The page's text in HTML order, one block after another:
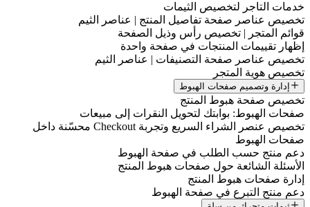
خدمات التاجر لتخصيص الثيمات
تخصيص عناصر صفحة تفاصيل المنتج | عناصر الثيم
قوائم المتجر | تخصيص رأس وذيل الصفحة
إظهار تقييمات المنتجات في صفحة واحدة
تخصيص عناصر صفحة التصنيفات | عناصر الثيم
تخصيص هوية المتجر
إدارة وتصميم صفحات الهبوط
تخصيص صفحة هبوط المنتج
صفحات الهبوط: بوابتك لتحويل النقرات إلى مبيعات
تخصيص عنصر الشراء السريع وتجربة Checkout محسّنة داخل
صفحات الهبوط
دعم منتج حسب الطلب في صفحة الهبوط
الأسئلة الشائعة حول صفحات هبوط المنتج
إدارة صفحات هبوط المنتج
دعم منتج التبرع في صفحة الهبوط